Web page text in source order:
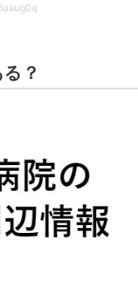
？